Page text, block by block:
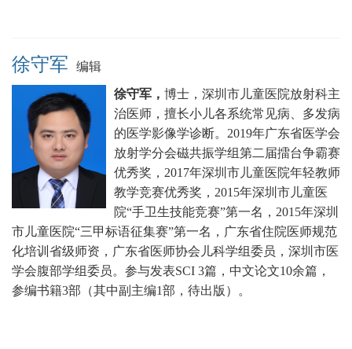
徐守军 编辑
徐守军， 博士，深圳市儿童医院放射科主
治医师，擅长小儿各系统常见病、多发病
的医学影像学诊断。 2019年广东省医学会
放射学分会磁共振学组第二届擂台争霸赛
优秀奖，2017年深圳市儿童医院年轻教师
教学竞赛优秀奖，2015年深圳市儿童医
院“手卫生技能竞赛”第一名，2015年深圳
市儿童医院“三甲标语征集赛”第一名，广东省住院医师规范
化培训省级师资，广东省医师协会儿科学组委员，深圳市医
学会腹部学组委员。 参与发表SCI 3篇，中文论文10余篇，
参编书籍3部（其中副主编1部，待出版）。